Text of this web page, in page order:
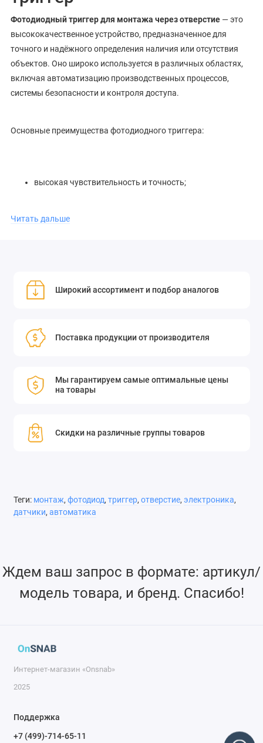
Фотодиодный триггер для монтажа через отверстие — это
высококачественное устройство, предназначенное для
точного и надёжного определения наличия или отсутствия
объектов. Оно широко используется в различных областях,
включая автоматизацию производственных процессов,
системы безопасности и контроля доступа.
Основные преимущества фотодиодного триггера:
высокая чувствительность и точность;
систем обнаружения и управления. Он легко интегрируется в
существующие схемы и обеспечивает стабильную работу в
Монтаж через отверстие,
сквозным отверстием.
Читать дальше
Широкий ассортимент и подбор аналогов
Поставка продукции от производителя
Мы гарантируем самые оптимальные цены
на товары
Скидки на различные группы товаров
Теги: монтаж, фотодиод, триггер, отверстие, электроника,
датчики, автоматика
Ждем ваш запрос в формате: артикул/
модель товара, и бренд. Спасибо!
Интернет-магазин «Onsnab»
2025
Поддержка
+7 (499)-714-65-11